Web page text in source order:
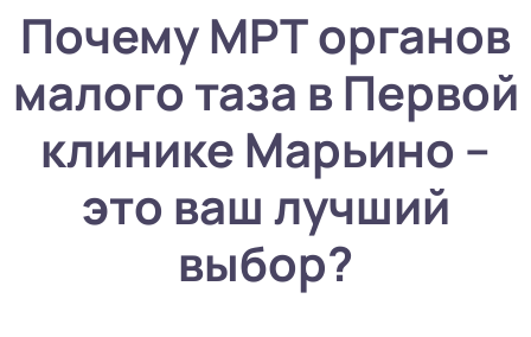
Почему МРТ органов
малого таза в Первой
клинике Марьино –
это ваш лучший
выбор?